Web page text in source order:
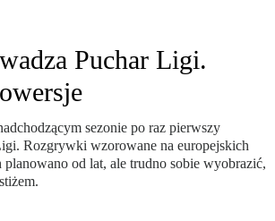
Puchar Ligi.
sezonie po raz pierwszy
Rozgrywki wzorowane na europejskich
planowano od lat, ale trudno sobie wyobrazić,